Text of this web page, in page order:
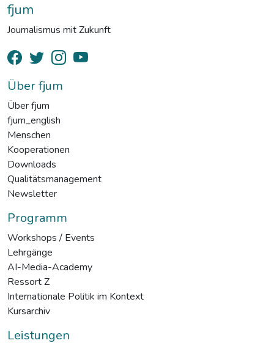
fjum
Journalismus mit Zukunft
Über fjum
Über fjum
fjum_english
Menschen
Kooperationen
Downloads
Qualitätsmanagement
Newsletter
Programm
Workshops / Events
Lehrgänge
AI-Media-Academy
Ressort Z
Internationale Politik im Kontext
Kursarchiv
Leistungen